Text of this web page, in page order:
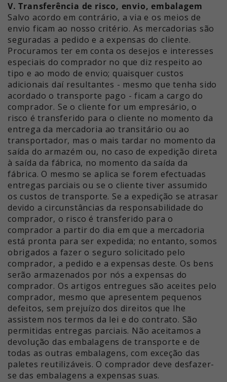
V. Transferência de risco, envio, embalagem
Salvo acordo em contrário, a via e os meios de
envio ficam ao nosso critério. As mercadorias são
seguradas a pedido e a expensas do cliente.
Procuramos ter em conta os desejos e interesses
especiais do comprador no que diz respeito ao
tipo e ao modo de envio; quaisquer custos
adicionais daí resultantes - mesmo que tenha sido
acordado o transporte pago - ficam a cargo do
comprador. Se o cliente for um empresário, o
risco é transferido para o cliente no momento da
entrega da mercadoria ao transitário ou ao
transportador, mas o mais tardar no momento da
saída do armazém ou, no caso de expedição direta
à saída da fábrica, no momento da saída da
fábrica. O mesmo se aplica se forem efectuadas
entregas parciais ou se o cliente tiver assumido
os custos de transporte. Se a expedição se atrasar
devido a circunstâncias da responsabilidade do
comprador, o risco é transferido para o
comprador a partir do dia em que a mercadoria
está pronta para ser expedida; no entanto, somos
obrigados a fazer o seguro solicitado pelo
comprador, a pedido e a expensas deste. Os bens
serão armazenados por nós a expensas do
comprador. Os artigos entregues são aceites pelo
comprador, mesmo que apresentem pequenos
defeitos, sem prejuízo dos direitos que lhe
assistem nos termos da lei e do contrato. São
permitidas entregas parciais. Não aceitamos a
devolução das embalagens de transporte e de
todas as outras embalagens, com exceção das
paletes reutilizáveis. O comprador deve desfazer-
se das embalagens a expensas suas.